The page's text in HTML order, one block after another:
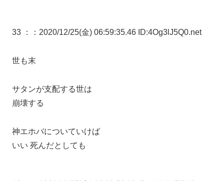
33 ： ：2020/12/25(金) 06:59:35.46 ID:4Og3lJ5Q0.net
世も末
サタンが支配する世は
崩壊する
神エホバについていけば
いい 死んだとしても